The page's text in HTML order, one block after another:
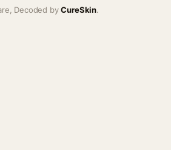
Decoded byCureSkin.